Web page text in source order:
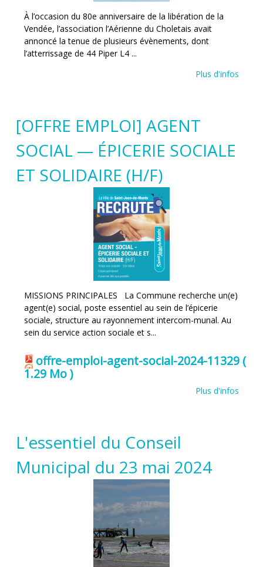
À l’occasion du 80e anniversaire de la libération de la
Vendée, l’association l’Aérienne du Choletais avait
annoncé la tenue de plusieurs évènements, dont
l’atterrissage de 44 Piper L4 ...
Plus d'infos
[OFFRE EMPLOI] AGENT
SOCIAL — ÉPICERIE SOCIALE
ET SOLIDAIRE (H/F)
MISSIONS PRINCIPALES La Commune recherche un(e)
agent(e) social, poste essentiel au sein de l’épicerie
sociale, structure au rayonnement intercom-munal. Au
sein du service action sociale et s...
offre-emploi-agent-social-2024-11329 (
1.29 Mo )
Plus d'infos
L'essentiel du Conseil
Municipal du 23 mai 2024